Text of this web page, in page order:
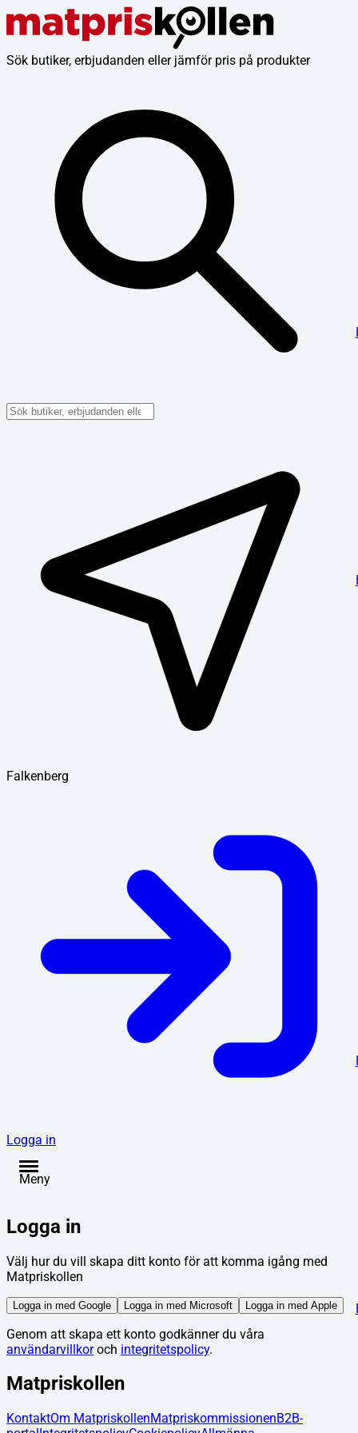
Sök butiker, erbjudanden eller jämför pris på produkter
Falkenberg
Logga in
Meny
Logga in
Välj hur du vill skapa ditt konto för att komma igång med
Matpriskollen
Logga in med Google Logga in med Microsoft Logga in med Apple
Genom att skapa ett konto godkänner du våra
användarvillkor och integritetspolicy.
Matpriskollen
KontaktOm MatpriskollenMatpriskommissionenB2B-